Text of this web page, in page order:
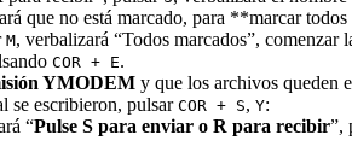
que no está marcado, para **marcar todos
M, verbalizará “Todos marcados”, comenzar
COR + E.
YMODEM y que los archivos queden
se escribieron, pulsar COR + S, Y:
“Pulse S para enviar o R para recibir”,